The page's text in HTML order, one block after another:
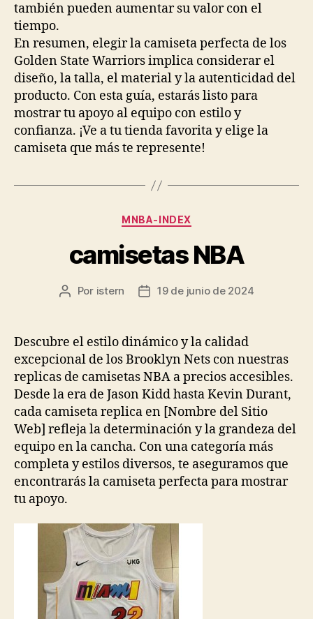
también pueden aumentar su valor con el
tiempo.
En resumen, elegir la camiseta perfecta de los
Golden State Warriors implica considerar el
diseño, la talla, el material y la autenticidad del
producto. Con esta guía, estarás listo para
mostrar tu apoyo al equipo con estilo y
confianza. ¡Ve a tu tienda favorita y elige la
camiseta que más te represente!
Categorías
MNBA-INDEX
camisetas NBA
Autor
entrada
Por istern
Fecha
entrada
19 de junio de 2024
Descubre el estilo dinámico y la calidad
excepcional de los Brooklyn Nets con nuestras
replicas de camisetas NBA a precios accesibles.
Desde la era de Jason Kidd hasta Kevin Durant,
cada camiseta replica en [Nombre del Sitio
Web] refleja la determinación y la grandeza del
equipo en la cancha. Con una categoría más
completa y estilos diversos, te aseguramos que
encontrarás la camiseta perfecta para mostrar
tu apoyo.